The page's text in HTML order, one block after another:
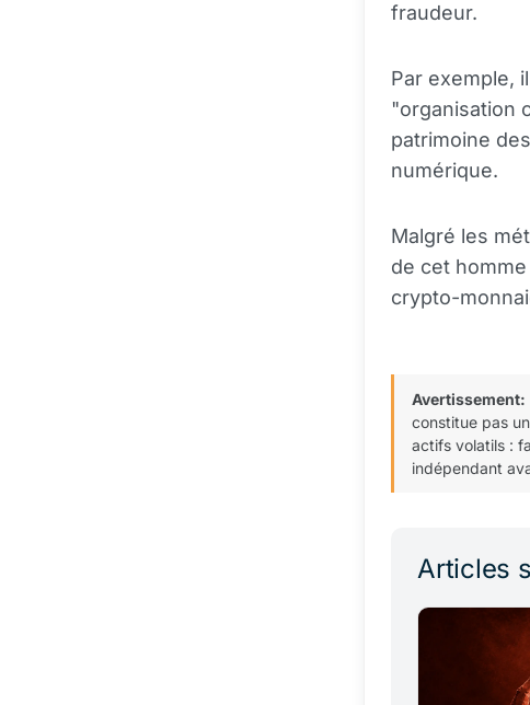
fraudeur.
Par exemple,
"organisation
patrimoine
numérique.
Malgré les
de cet
crypto-
Avertissement:
constitue pas
actifs volatils :
indépendant
Articles